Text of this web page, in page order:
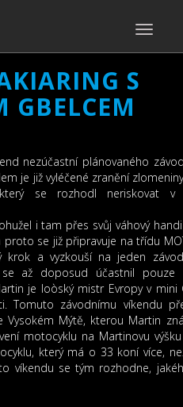
TOGGLE
S
GBELCEM
nezúčastní plánovaného
je již vyléčené zranění
se rozhodl neriskovat v
i tam přes svůj váhový
se již připravuje na třídu
krok a vyzkouší na jeden
až doposud účastnil pouze
je loòský mistr Evropy v mini
Tomuto závodnímu víkendu
Mýtě, kterou Martin
motocyklu na Martinovu
který má o 33 koní více,
víkendu se tým rozhodne,